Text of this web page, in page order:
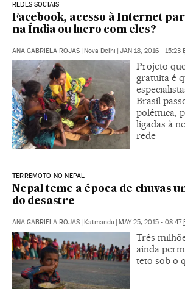
REDES SOCIAIS
Facebook, acesso à Internet
na Índia ou lucro com eles?
ANA GABRIELA ROJAS | Nova Delhi | JAN 18, 2016 - 15:23
Projeto
gratuita é
Brasil
polêmica,
ligadas à
rede
TERREMOTO NO NEPAL
Nepal teme a época de chuvas
do desastre
ANA GABRIELA ROJAS | Katmandu | MAY 25, 2015 - 08:47
Três
ainda
teto sob o